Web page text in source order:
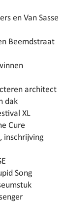
en Van Sasse
Beemdstraat
architect
dak
XL
Cure
inschrijving
Song